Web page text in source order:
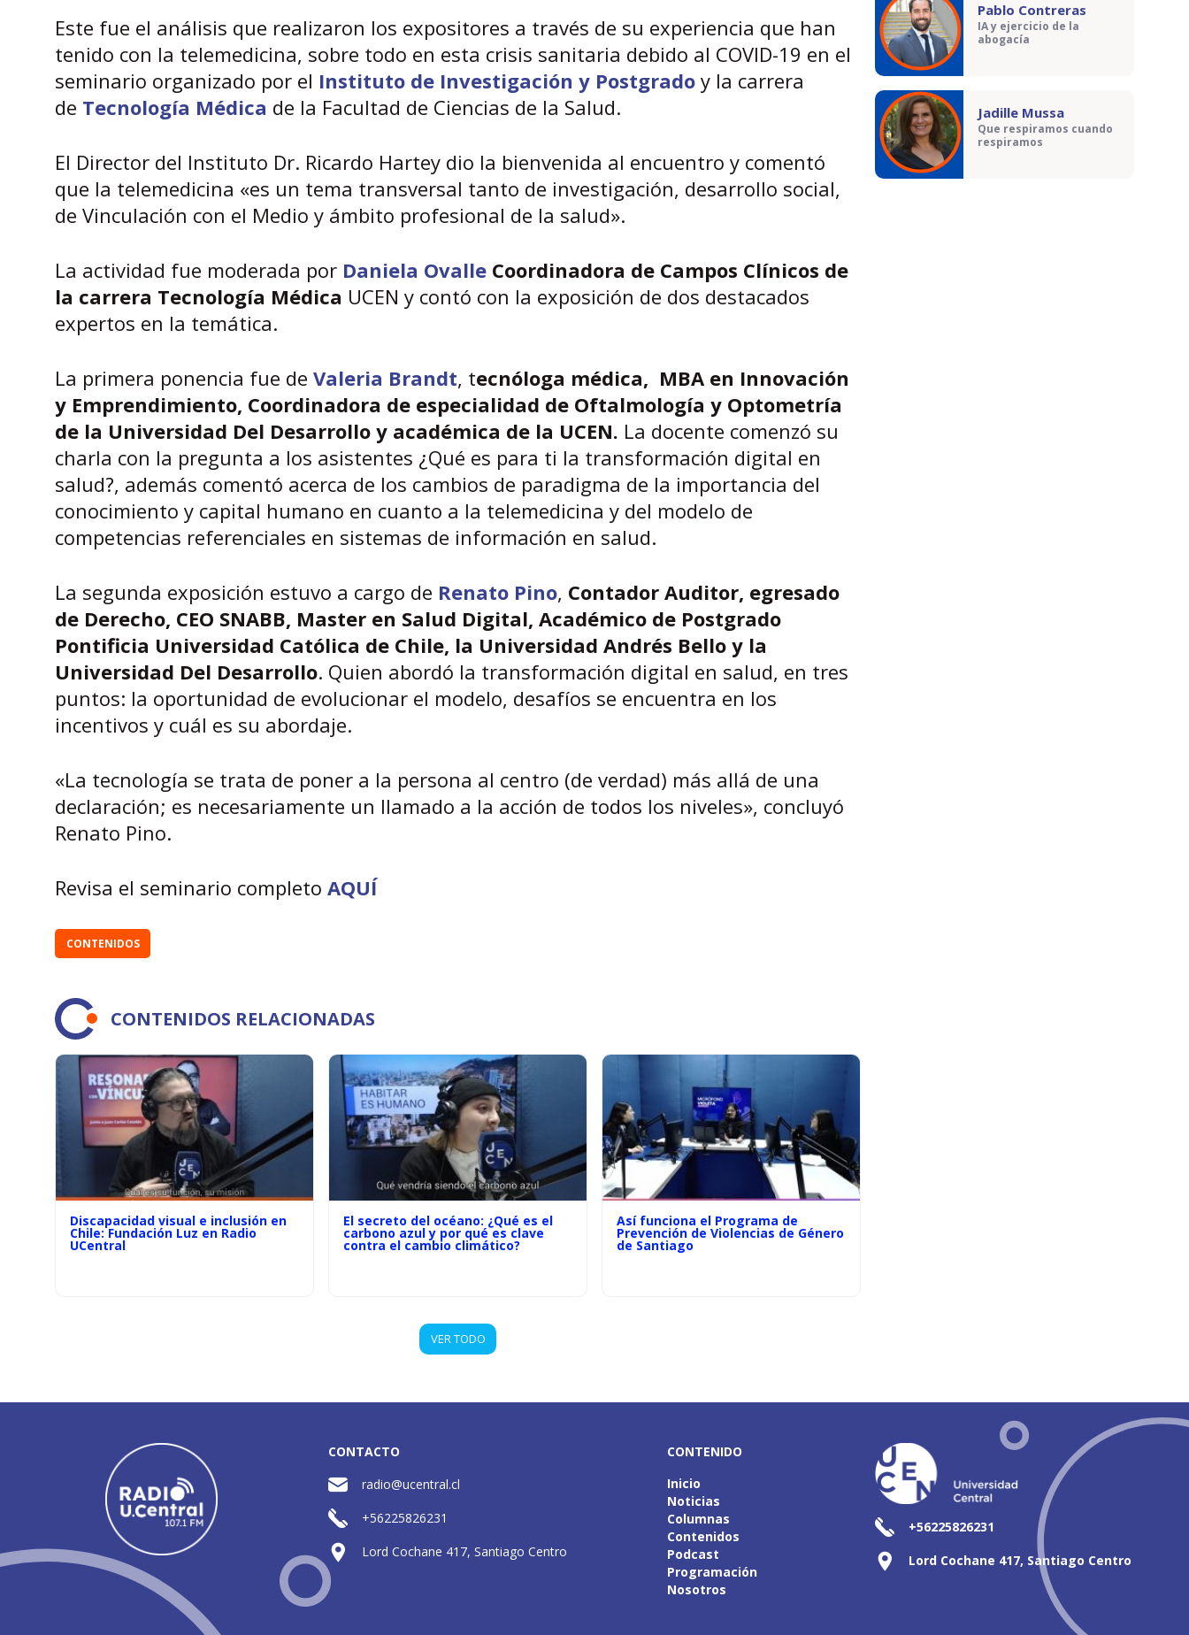
Este fue el análisis que realizaron los expositores a través de su experiencia que han
tenido con la telemedicina, sobre todo en esta crisis sanitaria debido al COVID-19 en el
seminario organizado por el Instituto de Investigación y Postgrado y la carrera
de Tecnología Médica de la Facultad de Ciencias de la Salud.
El Director del Instituto Dr. Ricardo Hartey dio la bienvenida al encuentro y comentó
que la telemedicina «es un tema transversal tanto de investigación, desarrollo social,
de Vinculación con el Medio y ámbito profesional de la salud».
La actividad fue moderada por Daniela Ovalle Coordinadora de Campos Clínicos de
la carrera Tecnología Médica UCEN y contó con la exposición de dos destacados
expertos en la temática.
La primera ponencia fue de Valeria Brandt, tecnóloga médica, MBA en Innovación
y Emprendimiento, Coordinadora de especialidad de Oftalmología y Optometría
de la Universidad Del Desarrollo y académica de la UCEN. La docente comenzó su
charla con la pregunta a los asistentes ¿Qué es para ti la transformación digital en
salud?, además comentó acerca de los cambios de paradigma de la importancia del
conocimiento y capital humano en cuanto a la telemedicina y del modelo de
competencias referenciales en sistemas de información en salud.
La segunda exposición estuvo a cargo de Renato Pino, Contador Auditor, egresado
de Derecho, CEO SNABB, Master en Salud Digital, Académico de Postgrado
Pontificia Universidad Católica de Chile, la Universidad Andrés Bello y la
Universidad Del Desarrollo. Quien abordó la transformación digital en salud, en tres
puntos: la oportunidad de evolucionar el modelo, desafíos se encuentra en los
incentivos y cuál es su abordaje.
«La tecnología se trata de poner a la persona al centro (de verdad) más allá de una
declaración; es necesariamente un llamado a la acción de todos los niveles», concluyó
Renato Pino.
Revisa el seminario completo AQUÍ
CONTENIDOS
CONTENIDOS RELACIONADAS
Discapacidad visual e inclusión en
Chile: Fundación Luz en Radio
UCentral
El secreto del océano: ¿Qué es el
carbono azul y por qué es clave
contra el cambio climático?
Así funciona el Programa de
Prevención de Violencias de Género
de Santiago
VER TODO
Pablo Contreras
IA y ejercicio de la
abogacía
Jadille Mussa
Que respiramos cuando
respiramos
CONTACTO
radio@ucentral.cl
+56225826231
Lord Cochane 417, Santiago Centro
CONTENIDO
Inicio
Noticias
Columnas
Contenidos
Podcast
Programación
Nosotros
+56225826231
Lord Cochane 417, Santiago Centro